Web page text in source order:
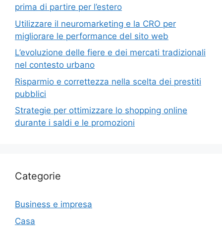
prima di partire per l’estero
Utilizzare il neuromarketing e la CRO per
migliorare le performance del sito web
L’evoluzione delle fiere e dei mercati tradizionali
nel contesto urbano
Risparmio e correttezza nella scelta dei prestiti
pubblici
Strategie per ottimizzare lo shopping online
durante i saldi e le promozioni
Categorie
Business e impresa
Casa